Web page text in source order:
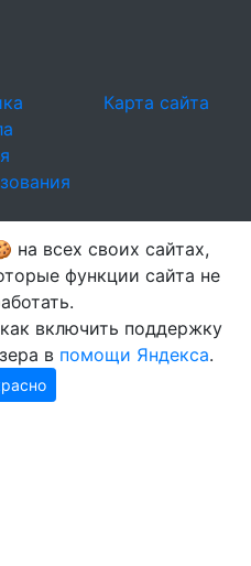
Карта сайта
на всех своих сайтах,
функции сайта не
включить поддержку
в помощи Яндекса.